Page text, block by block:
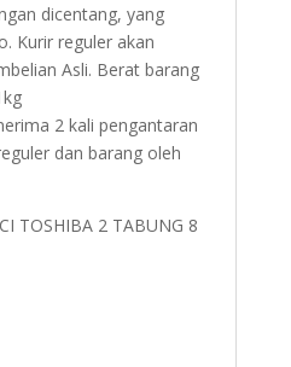
dicentang, yang
Kurir reguler akan
Asli. Berat barang
2 kali pengantaran
dan barang oleh
TOSHIBA 2 TABUNG 8